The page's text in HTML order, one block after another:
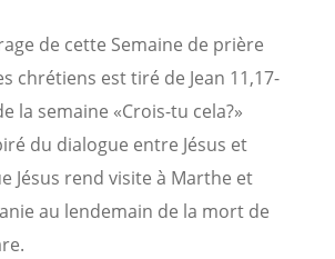
de cette Semaine de prière
chrétiens est tiré de Jean 11,17-
la semaine «Crois-tu cela?»
du dialogue entre Jésus et
Jésus rend visite à Marthe et
au lendemain de la mort de